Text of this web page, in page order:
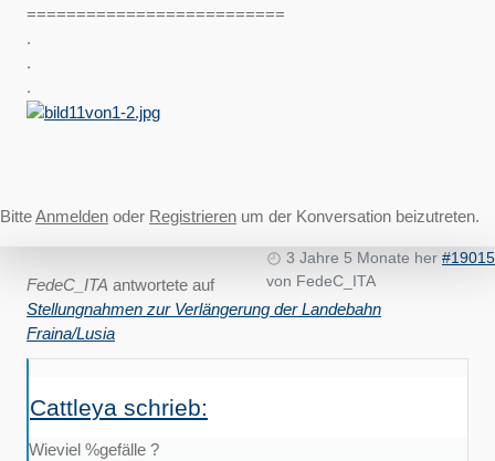
==========================
.
.
.
BitteAnmelden oder Registrieren um der Konversation beizutreten.
3 Jahre 5 Monate her #19015
von FedeC_ITA
FedeC_ITA antwortete auf
Stellungnahmen zur Verlängerung der Landebahn
Fraina/Lusia
Cattleya schrieb:
Wieviel %gefälle ?